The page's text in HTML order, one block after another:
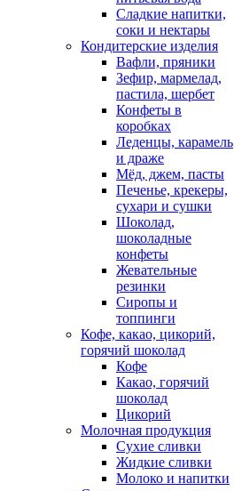
Сладкие напитки,
соки и нектары
Кондитерские изделия
Вафли, пряники
Зефир, мармелад,
пастила, шербет
Конфеты в
коробках
Леденцы, карамель
и драже
Мёд, джем, пасты
Печенье, крекеры,
сухари и сушки
Шоколад,
шоколадные
конфеты
Жевательные
резинки
Сиропы и
топпинги
Кофе, какао, цикорий,
горячий шоколад
Кофе
Какао, горячий
шоколад
Цикорий
Молочная продукция
Сухие сливки
Жидкие сливки
Молоко и напитки